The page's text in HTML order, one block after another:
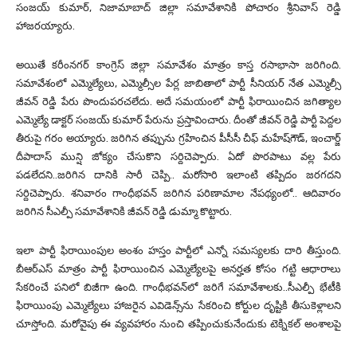
సంజ‌య్ కుమార్‌, నిజామాబాద్ జిల్లా స‌మావేశానికి పోచారం శ్రీనివాస్ రెడ్డి
హాజ‌ర‌య్యారు.
అయితే క‌రీంన‌గ‌ర్ కాంగ్రెస్ జిల్లా స‌మావేశం మాత్రం కాస్త ర‌సాభాసా జ‌రిగింది.
స‌మావేశంలో ఎమ్మెల్యేలు, ఎమ్మెల్సీల పేర్ల జాబితాలో పార్టీ సీనియ‌ర్ నేత ఎమ్మెల్సీ
జీవ‌న్ రెడ్డి పేరు పొందుప‌ర‌చ‌లేదు. అదే స‌మ‌యంలో పార్టీ ఫిరాయించిన జ‌గిత్యాల
ఎమ్మెల్యే డాక్టర్ సంజ‌య్ కుమార్ పేరును ప్రస్తావించారు. దీంతో జీవ‌న్ రెడ్డి పార్టీ పెద్దల
తీరుపై గ‌రం అయ్యారు. జ‌రిగిన త‌ప్పును గ్రహించిన పీసీసీ చీఫ్ మ‌హేష్‌గౌడ్‌, ఇంచార్జ్
దీపాదాస్ మున్షి జోక్యం చేసుకొని స‌ర్దిచెప్పారు. ఏదో పొరపాటు వల్ల పేరు
ప‌డ‌లేద‌ని..జ‌రిగిన దానికి సారీ చెప్పి.. మ‌రోసారి ఇలాంటి త‌ప్పిదం జ‌ర‌గ‌ద‌ని
స‌ర్దిచెప్పారు. శ‌నివారం గాంధీభ‌వ‌న్ జ‌రిగిన ప‌రిణామాల నేప‌థ్యంలో.. ఆదివారం
జ‌రిగిన సీఎల్పీ స‌మావేశానికి జీవ‌న్ రెడ్డి డుమ్మా కొట్టారు.
ఇలా పార్టీ ఫిరాయింపుల అంశం హస్తం పార్టీలో ఎన్నో సమస్యలకు దారి తీస్తుంది.
బీఆర్ఎస్ మాత్రం పార్టీ ఫిరాయించిన ఎమ్మెల్యేలపై అన‌ర్హత కోసం గ‌ట్టి ఆధారాలు
సేక‌రించే పనిలో బిజీగా ఉంది. గాంధీభ‌వ‌న్‌లో జ‌రిగే స‌మావేశాల‌కు..సీఎల్పీ భేటీకి
ఫిరాయింపు ఎమ్మెల్యేలు హాజ‌రైన ఎవిడెన్స్‌ను సేక‌రించి కోర్టుల దృష్టికి తీసుకెళ్లాల‌ని
చూస్తోంది. మ‌రోవైపు ఈ వ్యవ‌హారం నుంచి త‌ప్పించుకునేందుకు టెక్నిక‌ల్ అంశాల‌పై